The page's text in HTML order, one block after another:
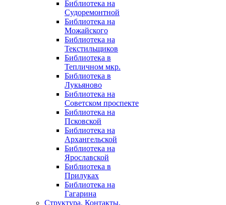
Библиотека на
Судоремонтной
Библиотека на
Можайского
Библиотека на
Текстильщиков
Библиотека в
Тепличном мкр.
Библиотека в
Лукьяново
Библиотека на
Советском проспекте
Библиотека на
Псковской
Библиотека на
Архангельской
Библиотека на
Ярославской
Библиотека в
Прилуках
Библиотека на
Гагарина
Структура. Контакты.